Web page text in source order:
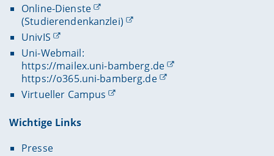
Online-Dienste
(Studierendenkanzlei)
UnivIS
Uni-Webmail:
https://mailex.uni-bamberg.de
https://o365.uni-bamberg.de
Virtueller Campus
Wichtige Links
Presse